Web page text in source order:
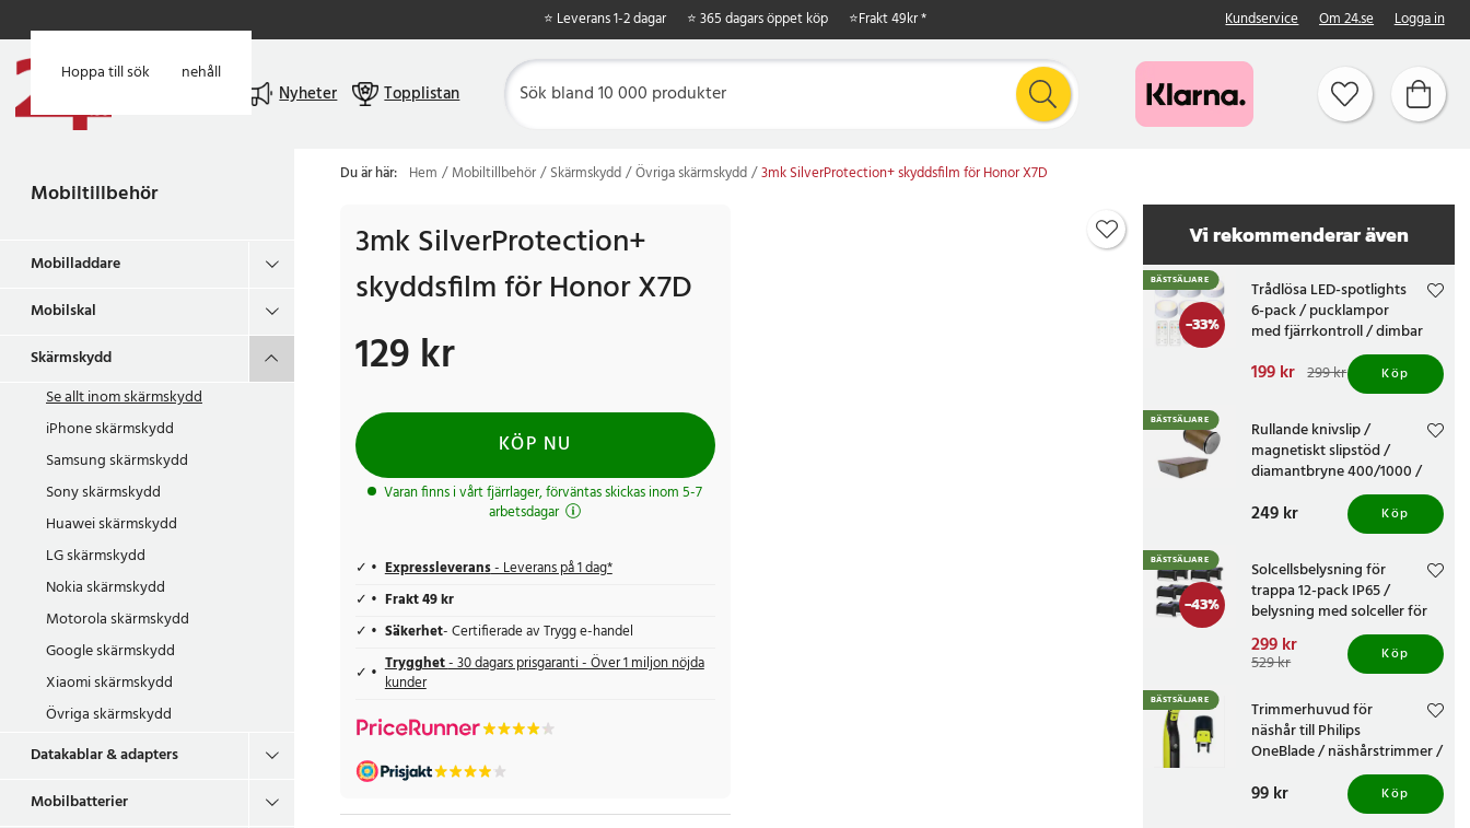
Hoppa till huvudinnehåll
Hoppa till sök
⭐ Leverans 1-2 dagar ⭐ 365 dagars öppet köp ⭐Frakt 49kr * Kundservice Om 24.se Logga in
Nyheter Topplistan
Mobiltillbehör
Mobilladdare
Mobilskal
Skärmskydd
Se allt inomskärmskydd
iPhone skärmskydd
Samsung skärmskydd
Sony skärmskydd
Huawei skärmskydd
LG skärmskydd
Nokia skärmskydd
Motorola skärmskydd
Google skärmskydd
Xiaomi skärmskydd
Övriga skärmskydd
Datakablar & adapters
Mobilbatterier
Du är här: Hem Mobiltillbehör Skärmskydd Övriga skärmskydd 3mk SilverProtection+ skyddsfilm för Honor X7D
3mk SilverProtection+
skyddsfilm för Honor X7D
Pris:129 kr
129 kr
KÖP NU
Varan finns i vårt fjärrlager, förväntas skickas inom 5-7
arbetsdagar
Expressleverans- Leverans på 1 dag*
Frakt 49 kr
Säkerhet- Certifierade av Trygg e-handel
Trygghet- 30 dagars prisgaranti - Över 1 miljon nöjda
kunder
Vi rekommenderar även
-33%
BÄSTSÄLJARE
Trådlösa LED-spotlights
6-pack / pucklampor
med fjärrkontroll / dimbar
Nuvarande pris
Tidigare pris 299 kr
199 kr 299 kr Köp
BÄSTSÄLJARE
Rullande knivslip /
magnetiskt slipstöd /
diamantbryne 400/1000 /
knivvässare med fasta
vinklar
Pris:249 kr
249 kr Köp
-43%
BÄSTSÄLJARE
Solcellsbelysning för
trappa 12-pack IP65 /
belysning med solceller för
altan och staket /
trappbelysning
Nuvarande pris:
299 krTidigare pris :529 kr
299 kr
529 kr Köp
BÄSTSÄLJARE
Trimmerhuvud för
näshår till Philips
OneBlade / näshårstrimmer /
nästrimmerhuvud
Pris:99 kr
99 kr Köp